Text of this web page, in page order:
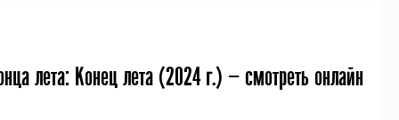
лета: Конец лета (2024г.) — смотреть онлайн